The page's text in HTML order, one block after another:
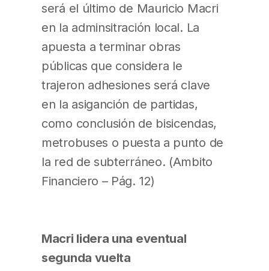
será el último de Mauricio Macri
en la adminsitración local. La
apuesta a terminar obras
públicas que considera le
trajeron adhesiones será clave
en la asiganción de partidas,
como conclusión de bisicendas,
metrobuses o puesta a punto de
la red de subterráneo. (Ambito
Financiero – Pág. 12)
Macri lidera una eventual
segunda vuelta